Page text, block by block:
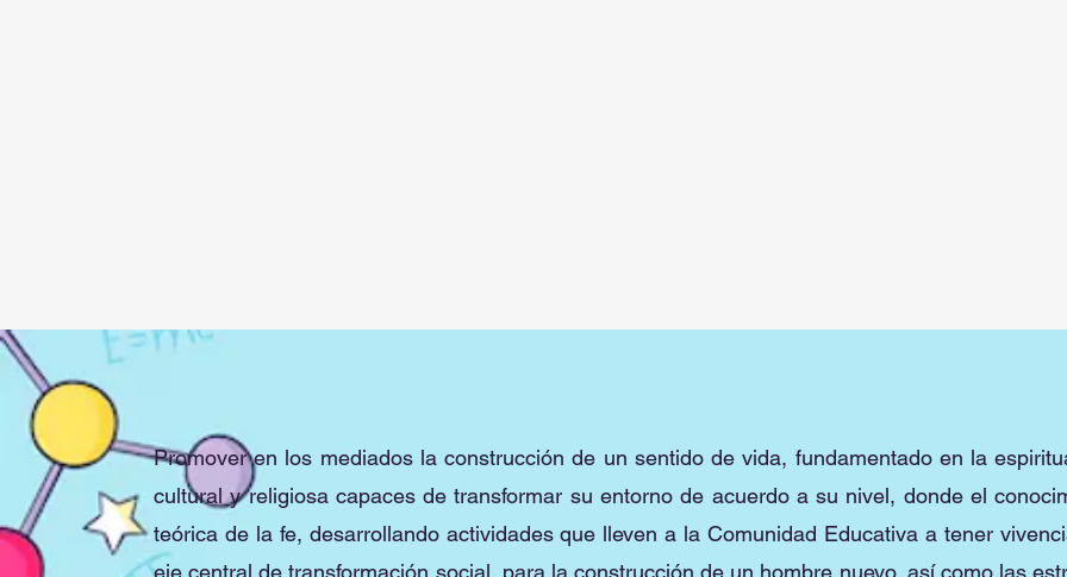
Promover en los mediados la construcción de un sentido de vida, fundamentado en la
cultural y religiosa capaces de transformar su entorno de acuerdo a su nivel, donde el
teórica de la fe, desarrollando actividades que lleven a la Comunidad Educativa a tener
eje central de transformación social, para la construcción de un hombre nuevo, así como las